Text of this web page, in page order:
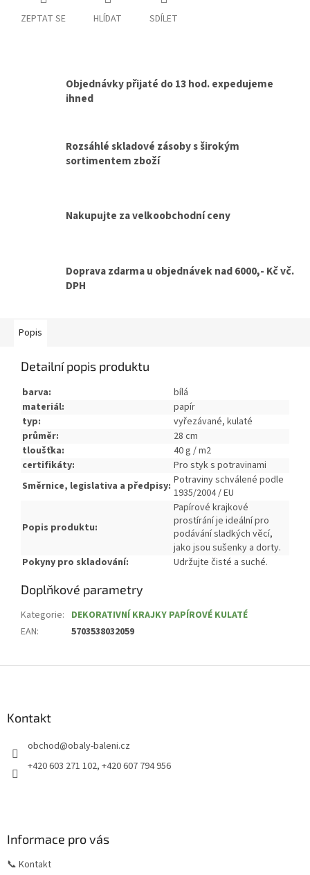
ZEPTAT SE HLÍDAT SDÍLET
Objednávky přijaté do 13 hod. expedujeme
ihned
Rozsáhlé skladové zásoby s širokým
sortimentem zboží
Nakupujte za velkoobchodní ceny
Doprava zdarma u objednávek nad 6000,- Kč vč.
DPH
Popis
Detailní popis produktu
barva:
bílá
materiál:
papír
typ:
vyřezávané, kulaté
průměr:
28 cm
tloušťka:
40 g / m2
certifikáty:
Pro styk s potravinami
Směrnice, legislativa a předpisy: Potraviny schválené podle
1935/2004 / EU
Popis produktu:
Papírové krajkové
prostíráníje ideální pro
podávání sladkých věcí,
jako jsou sušenky a dorty.
Pokyny pro skladování:
Udržujte čisté a suché.
Doplňkové parametry
Kategorie: DEKORATIVNÍ KRAJKY PAPÍROVÉ KULATÉ
EAN: 5703538032059
Kontakt
obchod@obaly-baleni.cz
+420 603 271 102, +420 607 794 956
Informace pro vás
📞 Kontakt